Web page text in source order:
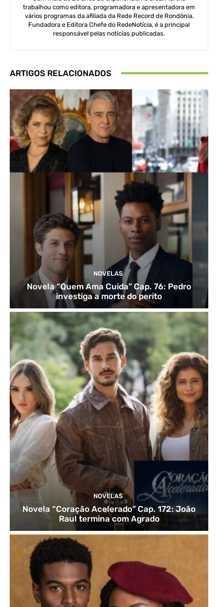
trabalhou como editora, programadora e apresentadora em
vários programas da afiliada da Rede Record de Rondônia.
Fundadora e Editora Chefe do RedeNotícia, é a principal
responsável pelas notícias publicadas.
ARTIGOS RELACIONADOS
NOVELAS
Novela “Quem Ama Cuida” Cap. 76: Pedro
investiga a morte do perito
NOVELAS
Novela “Coração Acelerado” Cap. 172: João
Raul termina com Agrado